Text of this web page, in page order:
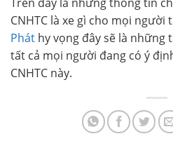
CNHTC là xe gì cho mọi người
Phát hy vọng đây sẽ là
tất cả mọi người đang có ý
CNHTC này.